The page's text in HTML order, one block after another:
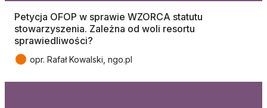
Petycja OFOP w sprawie WZORCA statutu
stowarzyszenia. Zależna od woli resortu
sprawiedliwości?
● opr. Rafał Kowalski, ngo.pl